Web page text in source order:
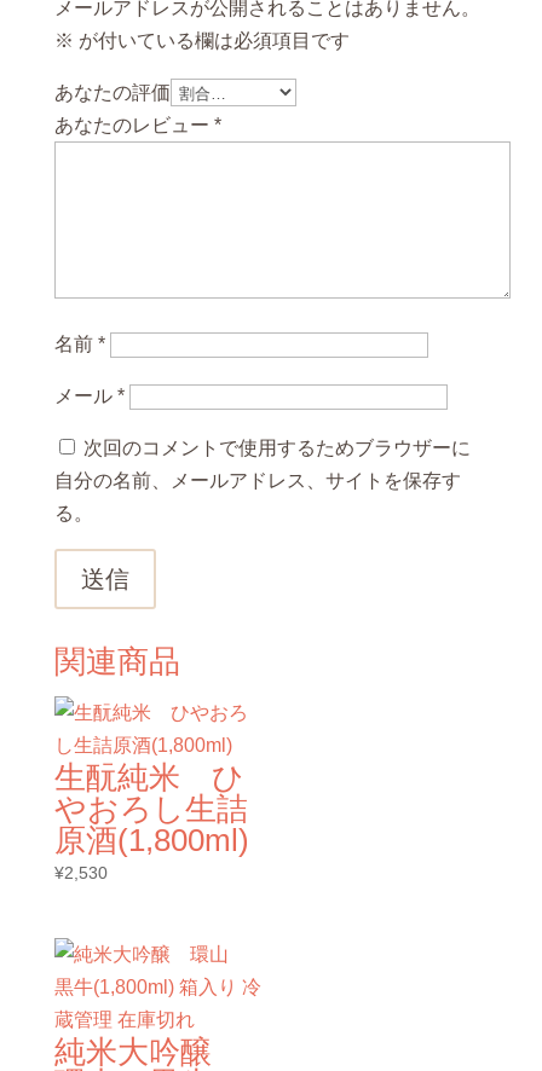
メールアドレスが公開されることはありません。
※ が付いている欄は必須項目です
あなたの評価
あなたのレビュー *
名前 *
メール *
次回のコメントで使用するためブラウザーに
自分の名前、メールアドレス、サイトを保存す
る。
送信
関連商品
生酛純米 ひ
やおろし生詰
原酒(1,800ml)
¥2,530
純米大吟醸